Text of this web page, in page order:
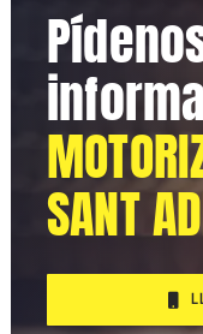
SANT